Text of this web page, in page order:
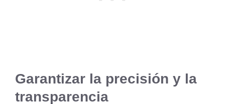
Garantizar la precisión y la
transparencia